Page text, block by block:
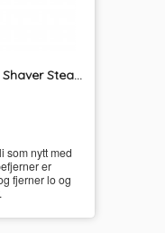
Nuppefjerner Pilo 2 Fabric Shaver Steamery
som nytt med
er
fjerner lo og